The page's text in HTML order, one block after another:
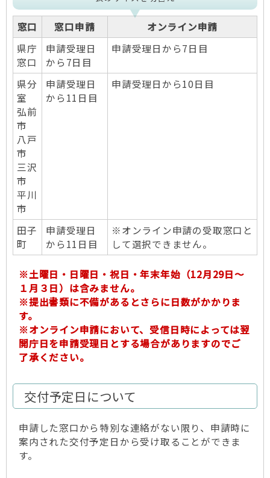
窓口 窓口申請
オンライン申請
県庁
窓口
申請受理日
から7日目
申請受理日から7日目
県分
室
弘前
市
八戸
市
三沢
市
平川
市
申請受理日
から11日目
申請受理日から10日目
田子
町
申請受理日
から11日目
※オンライン申請の受取窓口と
して選択できません。
※土曜日・日曜日・祝日・年末年始（12月29日～
１月３日）は含みません。
※提出書類に不備があるとさらに日数がかかりま
す。
※オンライン申請において、受信日時によっては翌
開庁日を申請受理日とする場合がありますのでご
了承ください。
交付予定日について
申請した窓口から特別な連絡がない限り、申請時に
案内された交付予定日から受け取ることができま
す。